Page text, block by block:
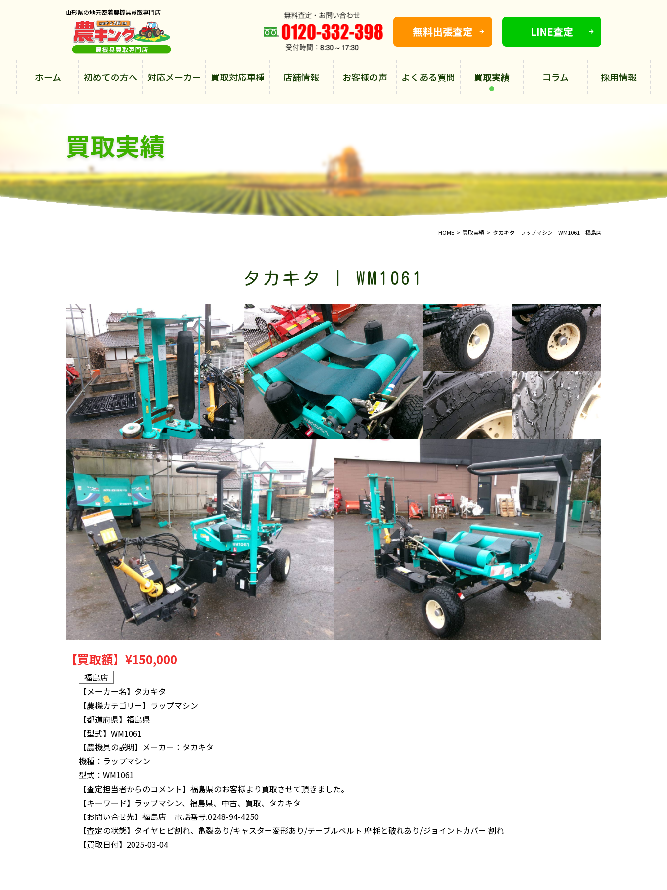
山形県の地元密着農機具買取専門店
ホーム 初めての方へ 対応メーカー 買取対応車種 店舗情報 お客様の声 よくある質問 買取実績 コラム 採用情報
買取実績
HOME 買取実績 タカキタ ラップマシン WM1061 福島店
タカキタ | WM1061
【買取額】 ¥150,000
福島店
【メーカー名】 タカキタ
【農機カテゴリー】 ラップマシン
【都道府県】福島県
【型式】WM1061
【農機具の説明】 メーカー：タカキタ
機種：ラップマシン
型式：WM1061
【査定担当者からのコメント】福島県のお客様より買取させて頂きました。
【キーワード】 ラップマシン、福島県、中古、買取、タカキタ
【お問い合せ先】福島店 電話番号:0248-94-4250
【査定の状態】 タイヤヒビ割れ、亀裂あり/キャスター変形あり/テーブルベルト 摩耗と破れあり/ジョイントカバー 割れ
【買取日付】 2025-03-04